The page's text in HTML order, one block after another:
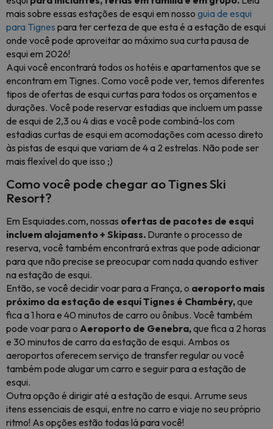
mais sobre essas estações de esqui em nosso guia de esqui
para Tignes para ter certeza de que esta é a estação de esqui
onde você pode aproveitar ao máximo sua curta pausa de
esqui em 2026!
Aqui você encontrará todos os hotéis e apartamentos que se
encontram em Tignes. Como você pode ver, temos diferentes
tipos de ofertas de esqui curtas para todos os orçamentos e
durações. Você pode reservar estadias que incluem um passe
de esqui de 2,3 ou 4 dias e você pode combiná-los com
estadias curtas de esqui em acomodações com acesso direto
às pistas de esqui que variam de 4 a 2 estrelas. Não pode ser
mais flexível do que isso ;)
Como você pode chegar ao Tignes Ski
Resort?
Em Esquiades.com, nossas ofertas de pacotes de esqui
incluem alojamento + Skipass. Durante o processo de
reserva, você também encontrará extras que pode adicionar
para que não precise se preocupar com nada quando estiver
na estação de esqui.
Então, se você decidir voar para a França, o aeroporto mais
próximo da estação de esqui Tignes é Chambéry,que
fica a 1 hora e 40 minutos de carro ou ônibus. Você também
pode voar para o Aeroporto de Genebra,que fica a 2 horas
e 30 minutos de carro da estação de esqui. Ambos os
aeroportos oferecem serviço de transfer regular ou você
também pode alugar um carro e seguir para a estação de
esqui.
Outra opção é dirigir até a estação de esqui. Arrume seus
itens essenciais de esqui, entre no carro e viaje no seu próprio
ritmo! As opções estão todas lá para você!